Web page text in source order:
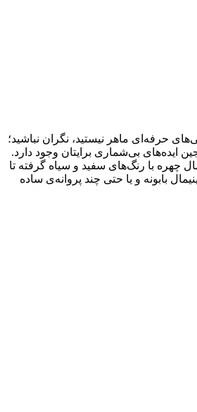
حرفه‌ای ماهر نیستید، نگران نباشید؛
ایده‌های بی‌شماری برایتان وجود دارد.
چهره با رنگ‌های سفید و سیاه گرفته تا
بابونه و یا حتی چند پروانه‌ی ساده